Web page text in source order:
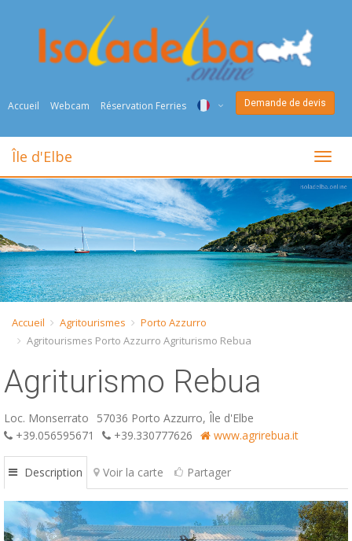
Accueil Webcam Réservation Ferries
ENG
NED
FRA
DAN
ESP
Demande de devis
Île d'Elbe
Accueil Agritourismes
Porto Azzurro
Agritourismes Porto Azzurro Agriturismo Rebua
Agriturismo Rebua
Loc. Monserrato
57036 Porto Azzurro, Île d'Elbe
+39.056595671
+39.330777626 www.agrirebua.it
Description Voir la carte Partager